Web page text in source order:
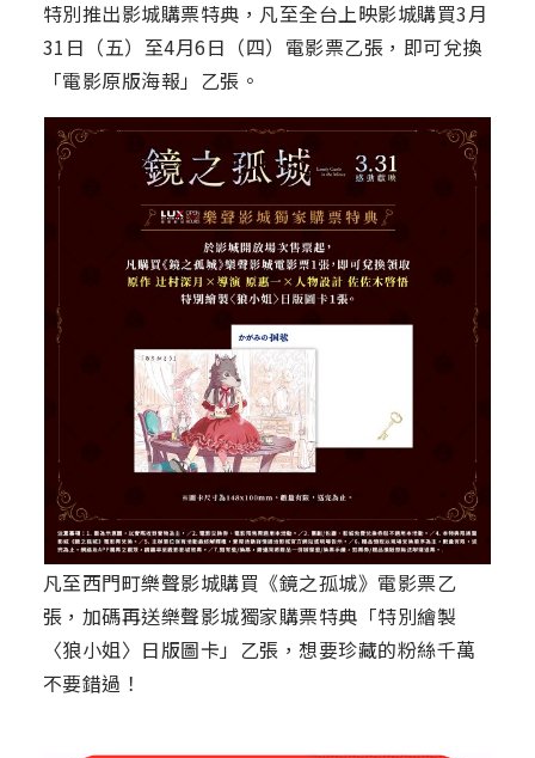
特別推出影城購票特典，凡至全台上映影城購買3月
31日（五）至4月6日（四）電影票乙張，即可兌換
「電影原版海報」乙張。
凡至西門町樂聲影城購買《鏡之孤城》電影票乙
張，加碼再送樂聲影城獨家購票特典「特別繪製
〈狼小姐〉日版圖卡」乙張，想要珍藏的粉絲千萬
不要錯過！